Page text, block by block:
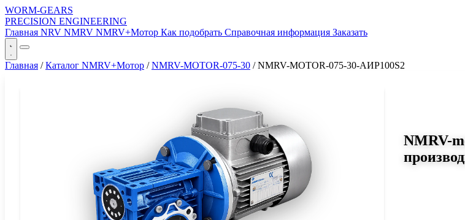
WORM-GEARS
PRECISION ENGINEERING
Главная NRV NMRV NMRV+Мотор Как подобрать Справочная информация Заказать
Главная / Каталог NMRV+Мотор / NMRV-MOTOR-075-30 / NMRV-MOTOR-075-30-АИР100S2
NMRV-